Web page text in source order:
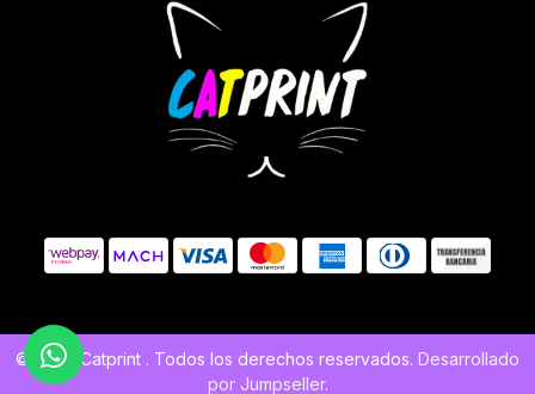
© 2026 Catprint . Todos los derechos reservados. Desarrollado
por Jumpseller.